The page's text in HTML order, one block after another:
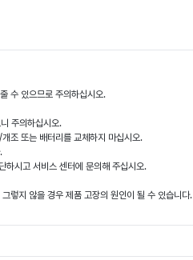
수 있으므로 주의하십시오.
주의하십시오.
조 또는 배터리를 교체하지 마십시오.
하시고 서비스 센터에 문의해 주십시오.
렇지 않을 경우 제품 고장의 원인이 될 수 있습니다.